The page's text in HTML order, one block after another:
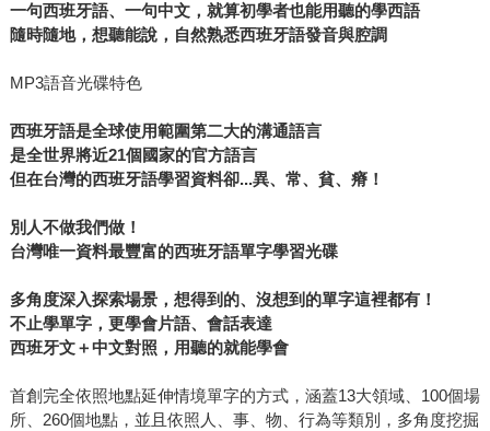
一句西班牙語、一句中文，就算初學者也能用聽的學西語
隨時隨地，想聽能說，自然熟悉西班牙語發音與腔調
MP3語音光碟特色
西班牙語是全球使用範圍第二大的溝通語言
是全世界將近21個國家的官方語言
但在台灣的西班牙語學習資料卻...異、常、貧、瘠！
別人不做我們做！
台灣唯一資料最豐富的西班牙語單字學習光碟
多角度深入探索場景，想得到的、沒想到的單字這裡都有！
不止學單字，更學會片語、會話表達
西班牙文＋中文對照，用聽的就能學會
首創完全依照地點延伸情境單字的方式，涵蓋13大領域、100個場
所、260個地點，並且依照人、事、物、行為等類別，多角度挖掘